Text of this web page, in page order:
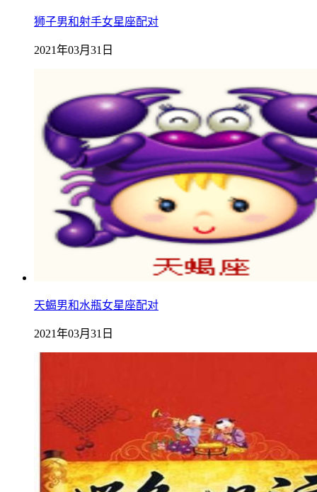
狮子男和射手女星座配对
2021年03月31日
天蝎男和水瓶女星座配对
2021年03月31日